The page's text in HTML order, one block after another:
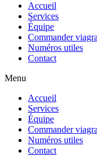
Accueil
Services
Équipe
Commander
Numéros utiles
Contact
Menu
Accueil
Services
Équipe
Commander
Numéros utiles
Contact